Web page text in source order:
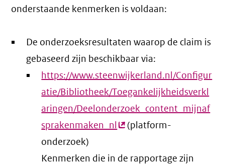
onderstaande kenmerken is voldaan:
De onderzoeksresultaten waarop de claim is
gebaseerd zijn beschikbaar via:
https://www.steenwijkerland.nl/Configur
atie/Bibliotheek/Toegankelijkheidsverkl
aringen/Deelonderzoek_content_mijnaf
sprakenmaken_nl(externe
(platform-
onderzoek)
Kenmerken die in de rapportage zijn